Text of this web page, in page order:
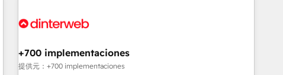
G-Cloud 14 CCS (Crown Commercial Service) framework,
the CCS, which means we can support public sector
companies as well the other ones listed in our profile. Our
+700 implementaciones
提供元：+700 implementaciones